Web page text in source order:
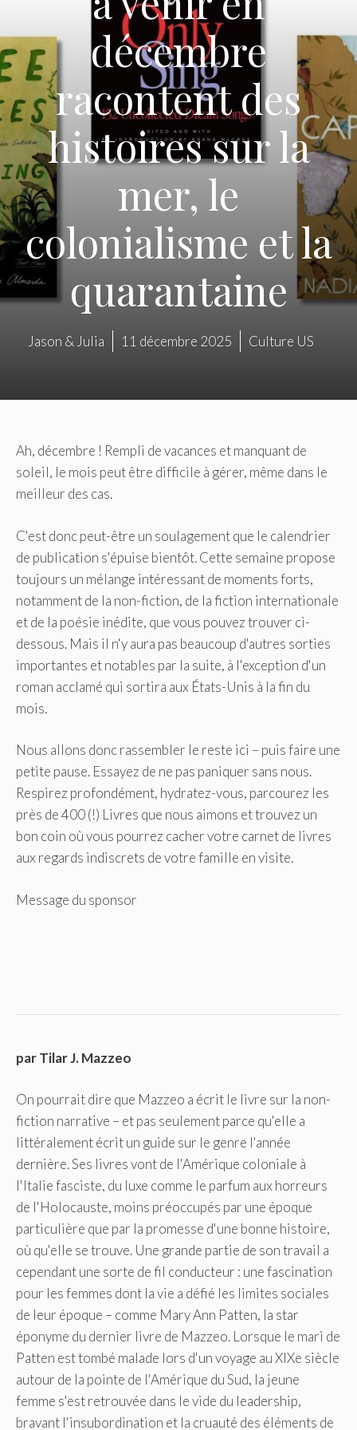
décembre
racontent des
histoires sur la
mer, le
colonialisme et la
quarantaine
Jason & Julia 11 décembre 2025 Culture US
Ah, décembre ! Rempli de vacances et manquant de
soleil, le mois peut être difficile à gérer, même dans le
meilleur des cas.
C'est donc peut-être un soulagement que le calendrier
de publication s'épuise bientôt. Cette semaine propose
toujours un mélange intéressant de moments forts,
notamment de la non-fiction, de la fiction internationale
et de la poésie inédite, que vous pouvez trouver ci-
dessous. Mais il n'y aura pas beaucoup d'autres sorties
importantes et notables par la suite, à l'exception d'un
roman acclamé qui sortira aux États-Unis à la fin du
mois.
Nous allons donc rassembler le reste ici – puis faire une
petite pause. Essayez de ne pas paniquer sans nous.
Respirez profondément, hydratez-vous, parcourez les
près de 400 (!) Livres que nous aimons et trouvez un
bon coin où vous pourrez cacher votre carnet de livres
aux regards indiscrets de votre famille en visite.
Message du sponsor
par Tilar J. Mazzeo
On pourrait dire que Mazzeo a écrit le livre sur la non-
fiction narrative – et pas seulement parce qu'elle a
littéralement écrit un guide sur le genre l'année
dernière. Ses livres vont de l'Amérique coloniale à
l'Italie fasciste, du luxe comme le parfum aux horreurs
de l'Holocauste, moins préoccupés par une époque
particulière que par la promesse d'une bonne histoire,
où qu'elle se trouve. Une grande partie de son travail a
cependant une sorte de fil conducteur : une fascination
pour les femmes dont la vie a défié les limites sociales
de leur époque – comme Mary Ann Patten, la star
éponyme du dernier livre de Mazzeo. Lorsque le mari de
Patten est tombé malade lors d'un voyage au XIXe siècle
autour de la pointe de l'Amérique du Sud, la jeune
femme s'est retrouvée dans le vide du leadership,
bravant l'insubordination et la cruauté des éléments de